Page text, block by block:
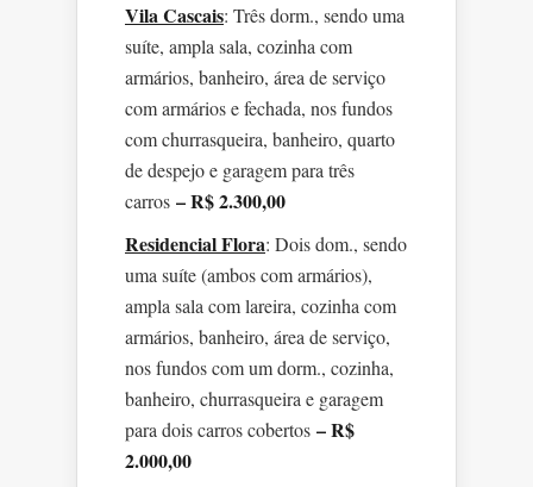
Vila Cascais: Três dorm., sendo uma
suíte, ampla sala, cozinha com
armários, banheiro, área de serviço
com armários e fechada, nos fundos
com churrasqueira, banheiro, quarto
de despejo e garagem para três
carros – R$ 2.300,00
Residencial Flora: Dois dom., sendo
uma suíte (ambos com armários),
ampla sala com lareira, cozinha com
armários, banheiro, área de serviço,
nos fundos com um dorm., cozinha,
banheiro, churrasqueira e garagem
para dois carros cobertos – R$
2.000,00